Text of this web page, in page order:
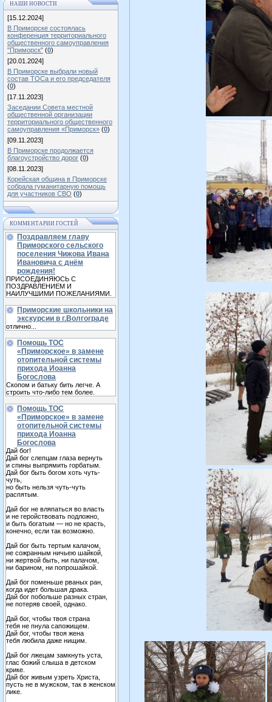
НАШИ НОВОСТИ
[15.12.2024]
В Приморске состоялась
конференция территориального
общественного самоуправления
"Приморск" (0)
[20.01.2024]
В Приморске выбрали новый
состав ТОСа и его председателя
(0)
[17.11.2023]
Заседании Совета местной
общественной организации
территориального общественного
самоуправления «Приморск» (0)
[09.11.2023]
В Приморске продолжается
благоустройство дорог (0)
[08.11.2023]
Корейская община в Приморске
собрала гуманитарную помощь
для участников СВО (0)
КОММЕНТАРИИ ГОСТЕЙ
Поздравляем главу
Приморского сельского
поселения Чижова Ивана
Ивановича с днём
рождения!
ПРИСОЕДИНЯЮСЬ С
ПОЗДРАВЛЕНИЕМ И
НАИЛУЧШИМИ ПОЖЕЛАНИЯМИ.
Приморские школьники на
экскурсии в г.Волгограде
отлично...
Помощь ТОС
«Приморское» в замене
отопительной системы
прихода Иоанна
Богослова
Скопом и батьку бить легче. А
строить что-либо тем более.
Помощь ТОС
«Приморское» в замене
отопительной системы
прихода Иоанна
Богослова
Дай бог!
Дай бог слепцам глаза вернуть
и спины выпрямить горбатым.
Дай бог быть богом хоть чуть-
чуть,
но быть нельзя чуть-чуть
распятым.
Дай бог не вляпаться во власть
и не геройствовать подложно,
и быть богатым — но не красть,
конечно, если так возможно.
Дай бог быть тертым калачом,
не сожранным ничьею шайкой,
ни жертвой быть, ни палачом,
ни барином, ни попрошайкой.
Дай бог поменьше рваных ран,
когда идет большая драка.
Дай бог побольше разных стран,
не потеряв своей, однако.
Дай бог, чтобы твоя страна
тебя не пнула сапожищем.
Дай бог, чтобы твоя жена
тебя любила даже нищим.
Дай бог лжецам замкнуть уста,
глас божий слыша в детском
крике.
Дай бог живым узреть Христа,
пусть не в мужском, так в женском
лике.